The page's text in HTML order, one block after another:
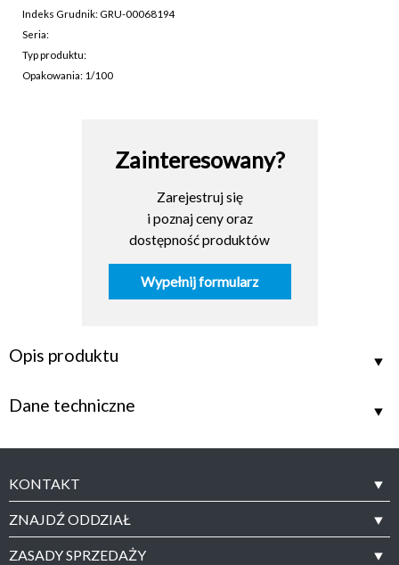
Indeks Grudnik: GRU-00068194
Seria:
Typ produktu:
Opakowania: 1/100
Zainteresowany?
Zarejestruj się
i poznaj ceny oraz
dostępność produktów
Wypełnij formularz
Opis produktu
Dane techniczne
KONTAKT
ZNAJDŹ ODDZIAŁ
ZASADY SPRZEDAŻY